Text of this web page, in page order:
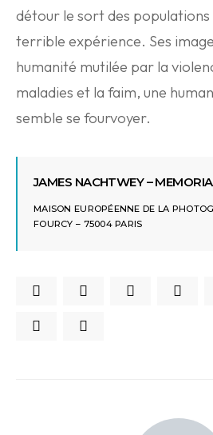
détour le sort des populations
terrible expérience. Ses
humanité mutilée par la
maladies et la faim, une
semble se fourvoyer.
JAMES NACHTWEY – MEMORIA
MAISON EUROPÉENNE DE LA
FOURCY – 75004 PARIS